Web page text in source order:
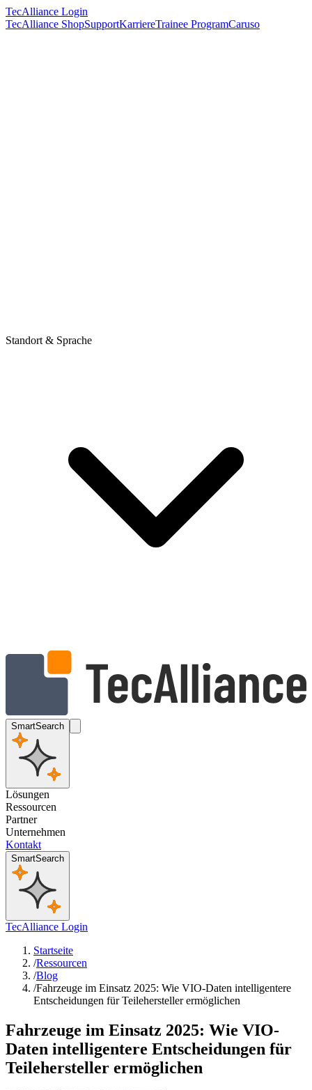
TecAlliance Login
TecAlliance ShopSupportKarriereTrainee ProgramCaruso
Standort & Sprache
SmartSearch
Lösungen
Ressourcen
Partner
Unternehmen
Kontakt
SmartSearch
TecAlliance Login
Startseite
/Ressourcen
/Blog
/Fahrzeuge im Einsatz 2025: Wie VIO-Daten intelligentere
Entscheidungen für Teilehersteller ermöglichen
Fahrzeuge im Einsatz 2025: Wie VIO-
Daten intelligentere Entscheidungen für
Teilehersteller ermöglichen